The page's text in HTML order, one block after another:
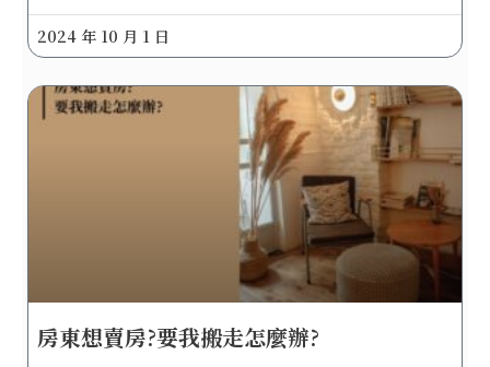
2024 年 10 月 1 日
房東想賣房?要我搬走怎麼辦?